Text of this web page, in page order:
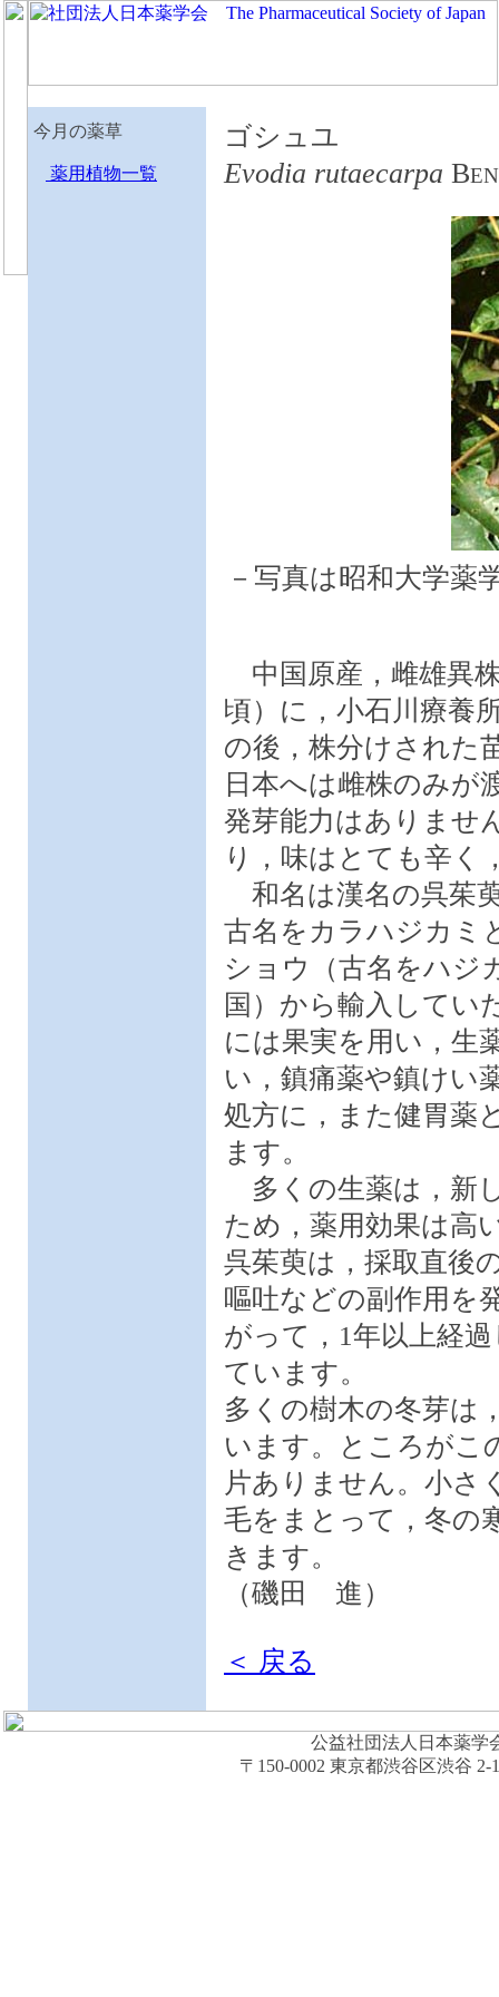
今月の薬草
薬用植物一覧
ゴシュユ
Evodia rutaecarpa B
－写真は昭和大学薬
中国原産，雌雄異
頃）に，小石川療養
の後，株分けされた
日本へは雌株のみが
発芽能力はありませ
り，味はとても辛く
和名は漢名の呉茱
古名をカラハジカミ
ショウ（古名をハジ
国）から輸入してい
には果実を用い，生
い，鎮痛薬や鎮けい
処方に，また健胃薬
ます。
多くの生薬は，新
ため，薬用効果は高
呉茱萸は，採取直後
嘔吐などの副作用を
がって，1年以上経
ています。
多くの樹木の冬芽は
います。ところがこ
片ありません。小さ
毛をまとって，冬の
きます。
（磯田 進）
＜ 戻る
公益社団法人日本薬学
〒150-0002 東京都渋谷区渋谷